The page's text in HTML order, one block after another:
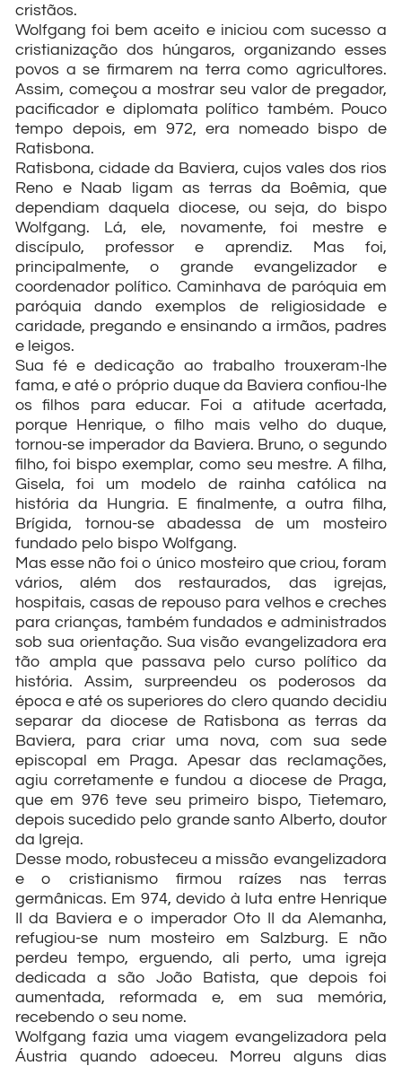
cristãos.
Wolfgang foi bem aceito e iniciou com sucesso a
cristianização dos húngaros, organizando esses
povos a se firmarem na terra como agricultores.
Assim, começou a mostrar seu valor de pregador,
pacificador e diplomata político também. Pouco
tempo depois, em 972, era nomeado bispo de
Ratisbona.
Ratisbona, cidade da Baviera, cujos vales dos rios
Reno e Naab ligam as terras da Boêmia, que
dependiam daquela diocese, ou seja, do bispo
Wolfgang. Lá, ele, novamente, foi mestre e
discípulo, professor e aprendiz. Mas foi,
principalmente, o grande evangelizador e
coordenador político. Caminhava de paróquia em
paróquia dando exemplos de religiosidade e
caridade, pregando e ensinando a irmãos, padres
e leigos.
Sua fé e dedicação ao trabalho trouxeram-lhe
fama, e até o próprio duque da Baviera confiou-lhe
os filhos para educar. Foi a atitude acertada,
porque Henrique, o filho mais velho do duque,
tornou-se imperador da Baviera. Bruno, o segundo
filho, foi bispo exemplar, como seu mestre. A filha,
Gisela, foi um modelo de rainha católica na
história da Hungria. E finalmente, a outra filha,
Brígida, tornou-se abadessa de um mosteiro
fundado pelo bispo Wolfgang.
Mas esse não foi o único mosteiro que criou, foram
vários, além dos restaurados, das igrejas,
hospitais, casas de repouso para velhos e creches
para crianças, também fundados e administrados
sob sua orientação. Sua visão evangelizadora era
tão ampla que passava pelo curso político da
história. Assim, surpreendeu os poderosos da
época e até os superiores do clero quando decidiu
separar da diocese de Ratisbona as terras da
Baviera, para criar uma nova, com sua sede
episcopal em Praga. Apesar das reclamações,
agiu corretamente e fundou a diocese de Praga,
que em 976 teve seu primeiro bispo, Tietemaro,
depois sucedido pelo grande santo Alberto, doutor
da Igreja.
Desse modo, robusteceu a missão evangelizadora
e o cristianismo firmou raízes nas terras
germânicas. Em 974, devido à luta entre Henrique
II da Baviera e o imperador Oto II da Alemanha,
refugiou-se num mosteiro em Salzburg. E não
perdeu tempo, erguendo, ali perto, uma igreja
dedicada a são João Batista, que depois foi
aumentada, reformada e, em sua memória,
recebendo o seu nome.
Wolfgang fazia uma viagem evangelizadora pela
Áustria quando adoeceu. Morreu alguns dias